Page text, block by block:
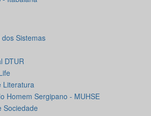
Sistemas
DTUR
Literatura
Homem Sergipano - MUHSE
Sociedade